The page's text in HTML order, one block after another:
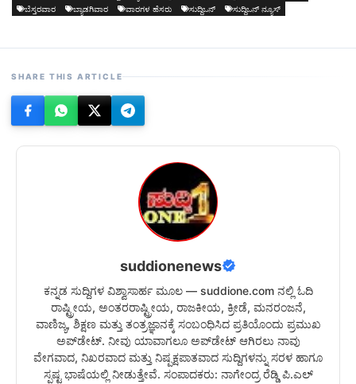
ಬೆಸ್ತರವಾರ
ಬ್ಯಾಡಗಿವಾರ ವಾರಗಳ ಹೆಸರು ಸುದ್ದಿಒನ್ ಸುದ್ದಿಒನ್ ನ್ಯೂಸ್
SHARE THIS ARTICLE
suddionenews
ಕನ್ನಡ ಸುದ್ದಿಗಳ ವಿಶ್ವಾಸಾರ್ಹ ಮೂಲ — suddione.com ನಲ್ಲಿ ಓದಿ
ರಾಷ್ಟ್ರೀಯ, ಅಂತರರಾಷ್ಟ್ರೀಯ, ರಾಜಕೀಯ, ಕ್ರೀಡೆ, ಮನರಂಜನೆ,
ವಾಣಿಜ್ಯ, ಶಿಕ್ಷಣ ಮತ್ತು ತಂತ್ರಜ್ಞಾನಕ್ಕೆ ಸಂಬಂಧಿಸಿದ ಪ್ರತಿಯೊಂದು ಪ್ರಮುಖ
ಅಪ್‌ಡೇಟ್. ನೀವು ಯಾವಾಗಲೂ ಅಪ್‌ಡೇಟ್ ಆಗಿರಲು ನಾವು
ವೇಗವಾದ, ನಿಖರವಾದ ಮತ್ತು ನಿಷ್ಪಕ್ಷಪಾತವಾದ ಸುದ್ದಿಗಳನ್ನು ಸರಳ ಹಾಗೂ
ಸ್ಪಷ್ಟ ಭಾಷೆಯಲ್ಲಿ ನೀಡುತ್ತೇವೆ. ಸಂಪಾದಕರು: ನಾಗೇಂದ್ರ ರೆಡ್ಡಿ ಪಿ.ಎಲ್